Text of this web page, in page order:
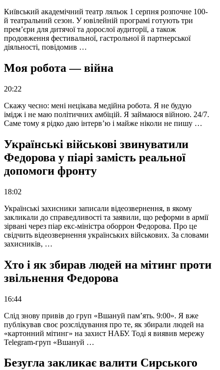
Київський академічний театр ляльок 1 серпня розпочне 100-
й театральний сезон. У ювілейній програмі готують три
прем’єри для дитячої та дорослої аудиторії, а також
продовження фестивальної, гастрольної й партнерської
діяльності, повідомив …
Моя робота — війна
20:22
Скажу чесно: мені нецікава медійна робота. Я не будую
імідж і не маю політичних амбіцій. Я займаюся війною. 24/7.
Саме тому я рідко даю інтерв’ю і майже ніколи не пишу …
Українські військові звинуватили
Федорова у піарі замість реальної
допомоги фронту
18:02
Українські захисники записали відеозвернення, в якому
закликали до справедливості та заявили, що реформи в армії
зірвані через піар екс-міністра оборрон Федорова. Про це
свідчить відеозвернення українських військових. За словами
захисників, …
Хто і як збирав людей на мітинг проти
звільнення Федорова
16:44
Слід знову привів до груп «Вшануй пам’ять. 9:00». Я вже
публікував своє розслідування про те, як збирали людей на
«картонний мітинг» на захист НАБУ. Тоді я виявив мережу
Telegram-груп «Вшануй …
Безугла закликає валити Сирського